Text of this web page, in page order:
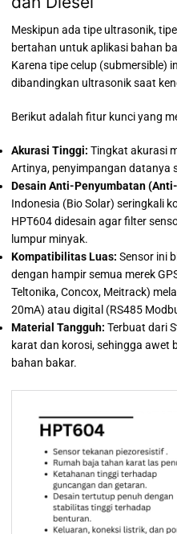
Meskipun ada tipe ultrasonik, tipe
bertahan untuk aplikasi bahan
Karena tipe celup (submersible)
dibandingkan ultrasonik saat
Berikut adalah fitur kunci yang
Akurasi Tinggi: Tingkat akurasi
Artinya, penyimpangan datanya
Desain Anti-Penyumbatan
Indonesia (Bio Solar) seringkali
HPT604 didesain agar filter
lumpur minyak.
Kompatibilitas Luas: Sensor ini
dengan hampir semua merek
Teltonika, Concox, Meitrack)
20mA) atau digital (RS485
Material Tangguh: Terbuat dari
karat dan korosi, sehingga
bahan bakar.